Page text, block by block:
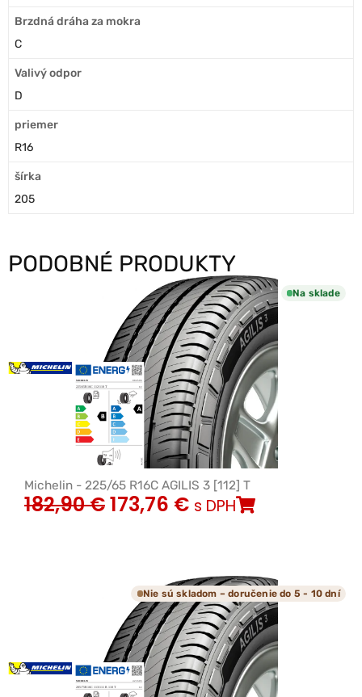
Brzdná dráha za mokra
C
Valivý odpor
D
priemer
R16
šírka
205
PODOBNÉ PRODUKTY
Na sklade
Michelin - 225/65 R16C AGILIS 3 [112] T
182,90€173,76 € s DPH
Nie sú skladom – doručenie do 5 - 10 dní